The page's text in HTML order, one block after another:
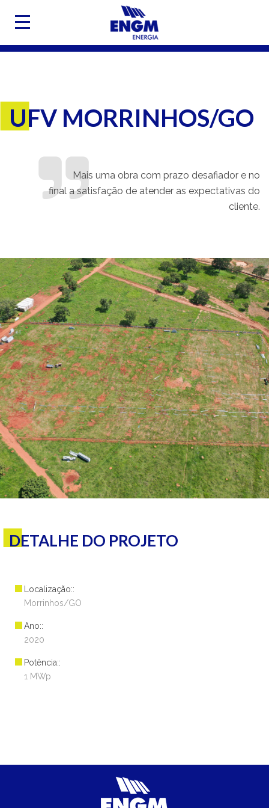
UFV MORRINHOS/GO
Mais uma obra com prazo desafiador e no
final a satisfação de atender as expectativas do
cliente.
DETALHE DO PROJETO
Localização::
Morrinhos/GO
Ano::
2020
Potência::
1 MWp